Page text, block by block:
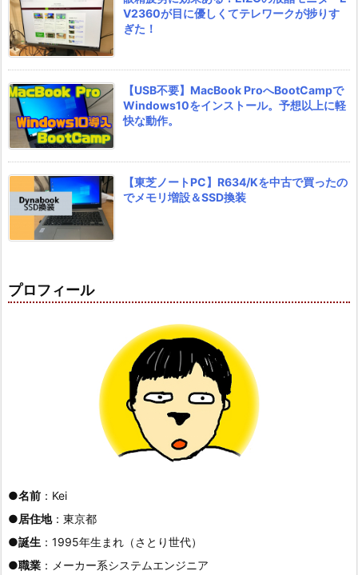
V2360が目に優しくてテレワークが捗りす
ぎた！
【USB不要】MacBook ProへBootCampで
Windows10をインストール。予想以上に軽
快な動作。
【東芝ノートPC】R634/Kを中古で買ったの
でメモリ増設＆SSD換装
プロフィール
●名前 ：Kei
●居住地：東京都
●誕生 ：1995年生まれ（さとり世代）
●職業 ：メーカー系システムエンジニア